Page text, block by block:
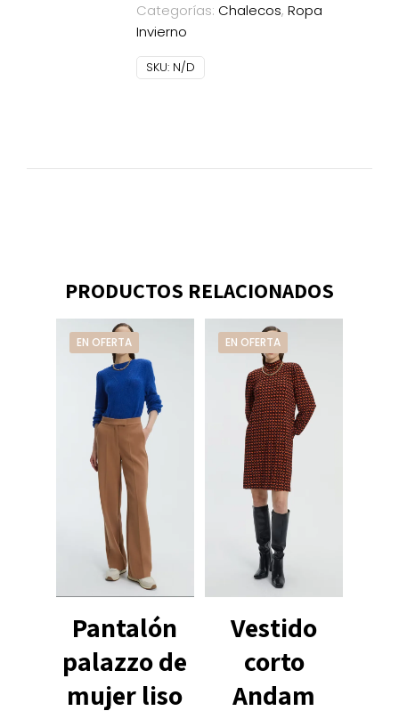
agua
cantidad
Categorías: Chalecos, Ropa
Invierno
SKU: N/D
PRODUCTOS RELACIONADOS
EN OFERTA
Pantalón
palazzo de
mujer liso
EN OFERTA
Vestido
corto
Andam